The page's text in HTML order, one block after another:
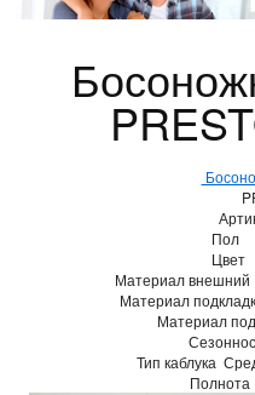
Пол
Цвет
Материал внешний
Материал
Материал
Тип каблука
Полнота